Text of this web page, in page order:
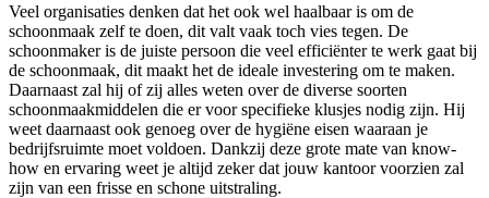
Veel organisaties denken dat het ook wel haalbaar is om de
schoonmaak zelf te doen, dit valt vaak toch vies tegen. De
schoonmaker is de juiste persoon die veel efficiënter te werk gaat bij
de schoonmaak, dit maakt het de ideale investering om te maken.
Daarnaast zal hij of zij alles weten over de diverse soorten
schoonmaakmiddelen die er voor specifieke klusjes nodig zijn. Hij
weet daarnaast ook genoeg over de hygiëne eisen waaraan je
bedrijfsruimte moet voldoen. Dankzij deze grote mate van know-
how en ervaring weet je altijd zeker dat jouw kantoor voorzien zal
zijn van een frisse en schone uitstraling.